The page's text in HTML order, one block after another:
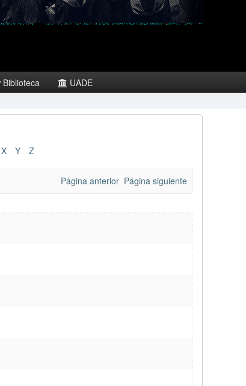
Biblioteca
UADE
X Y Z
Página anterior Página siguiente